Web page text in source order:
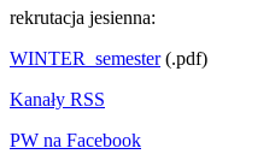
rekrutacja jesienna:
WINTER_semester(.pdf)
Kanały RSS
PW na Facebook